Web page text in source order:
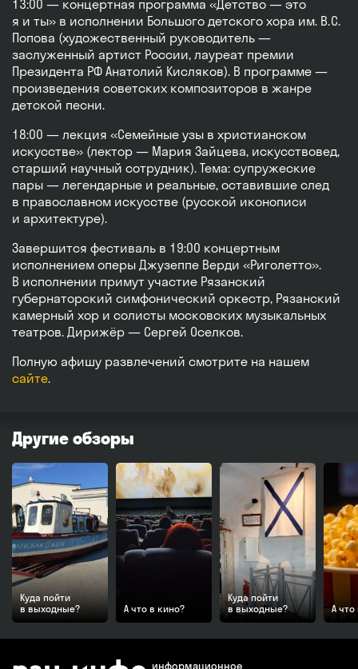
13:00 — концертная программа «Детство — это
я и ты» в исполнении Большого детского хора им. В. С.
Попова (художественный руководитель —
заслуженный артист России, лауреат премии
Президента РФ Анатолий Кисляков). В программе —
произведения советских композиторов в жанре
детской песни.
18:00 — лекция «Семейные узы в христианском
искусстве» (лектор — Мария Зайцева, искусствовед,
старший научный сотрудник). Тема: супружеские
пары — легендарные и реальные, оставившие след
в православном искусстве (русской иконописи
и архитектуре).
Завершится фестиваль в 19:00 концертным
исполнением оперы Джузеппе Верди «Риголетто».
В исполнении примут участие Рязанский
губернаторский симфонический оркестр, Рязанский
камерный хор и солисты московских музыкальных
театров. Дирижёр — Сергей Оселков.
Полную афишу развлечений смотрите на нашем
сайте.
Другие обзоры
Куда пойти
в выходные?
А что в кино?
Куда пойти
в выходные?
А что
информационное